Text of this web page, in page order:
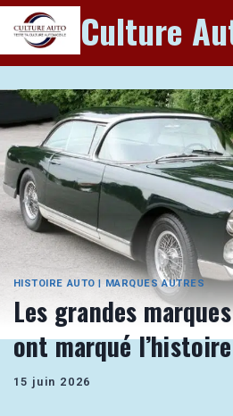
Aller
au
contenu
Culture
HISTOIRE AUTO | MARQUES AUTRES
Les grandes
ont marqué
15 juin 2026